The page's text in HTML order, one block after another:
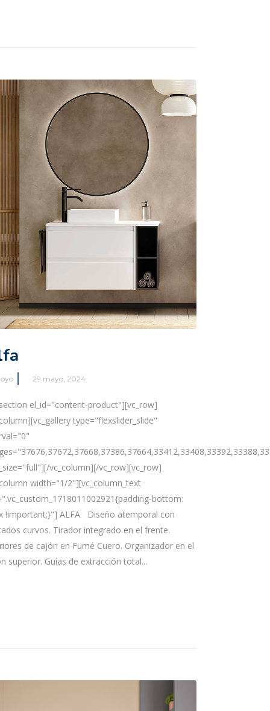
29 mayo, 2024
el_id="content-product"][vc_row]
type="flexslider_slide"
vc_column][/vc_row][vc_row]
width="1/2"][vc_column_text
bottom:
!important;}"] ALFA Diseño atemporal con
curvos. Tirador integrado en el frente.
de cajón en Fumé Cuero. Organizador en el
superior. Guías de extracción total...